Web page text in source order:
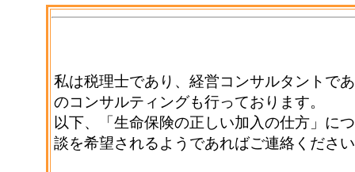
私は税理士であり、経営コンサルタントで
のコンサルティングも行っております。
以下、「生命保険の正しい加入の仕方」に
談を希望されるようであればご連絡くださ